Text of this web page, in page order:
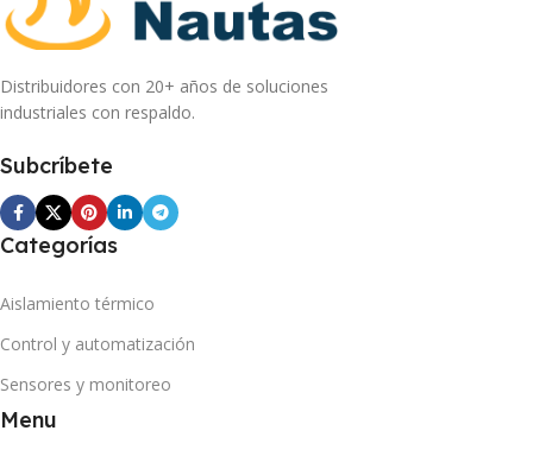
Distribuidores con 20+ años de soluciones
industriales con respaldo.
Subcríbete
Categorías
Aislamiento térmico
Control y automatización
Sensores y monitoreo
Menu